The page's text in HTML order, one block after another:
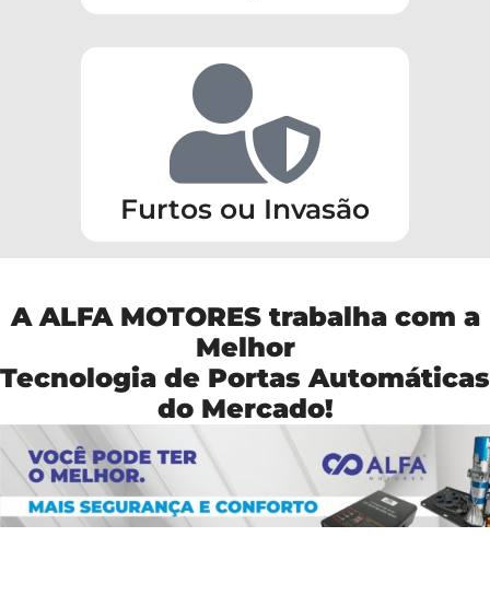
Furtos ou Invasão
A ALFA MOTORES trabalha com a
Melhor
Tecnologia de Portas Automáticas
do Mercado!